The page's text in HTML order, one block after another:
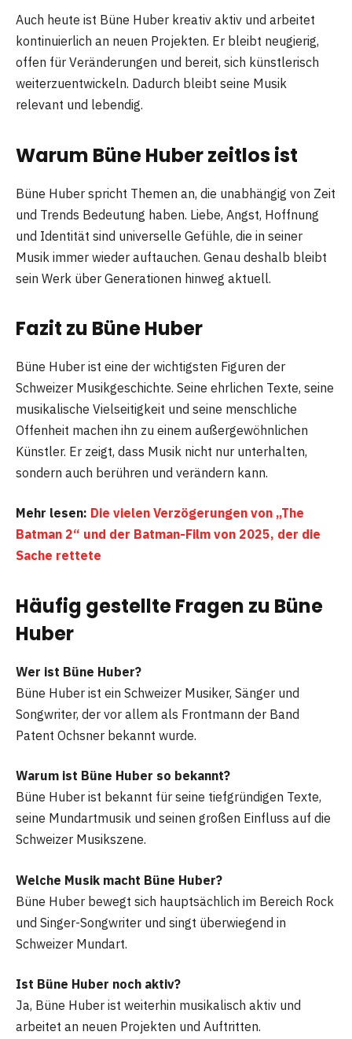
Auch heute ist Büne Huber kreativ aktiv und arbeitet
kontinuierlich an neuen Projekten. Er bleibt neugierig,
offen für Veränderungen und bereit, sich künstlerisch
weiterzuentwickeln. Dadurch bleibt seine Musik
relevant und lebendig.
Warum Büne Huber zeitlos ist
Büne Huber spricht Themen an, die unabhängig von Zeit
und Trends Bedeutung haben. Liebe, Angst, Hoffnung
und Identität sind universelle Gefühle, die in seiner
Musik immer wieder auftauchen. Genau deshalb bleibt
sein Werk über Generationen hinweg aktuell.
Fazit zu Büne Huber
Büne Huber ist eine der wichtigsten Figuren der
Schweizer Musikgeschichte. Seine ehrlichen Texte, seine
musikalische Vielseitigkeit und seine menschliche
Offenheit machen ihn zu einem außergewöhnlichen
Künstler. Er zeigt, dass Musik nicht nur unterhalten,
sondern auch berühren und verändern kann.
Mehr lesen: Die vielen Verzögerungen von „The
Batman 2“ und der Batman-Film von 2025, der die
Sache rettete
Häufig gestellte Fragen zu Büne
Huber
Wer ist Büne Huber?
Büne Huber ist ein Schweizer Musiker, Sänger und
Songwriter, der vor allem als Frontmann der Band
Patent Ochsner bekannt wurde.
Warum ist Büne Huber so bekannt?
Büne Huber ist bekannt für seine tiefgründigen Texte,
seine Mundartmusik und seinen großen Einfluss auf die
Schweizer Musikszene.
Welche Musik macht Büne Huber?
Büne Huber bewegt sich hauptsächlich im Bereich Rock
und Singer-Songwriter und singt überwiegend in
Schweizer Mundart.
Ist Büne Huber noch aktiv?
Ja, Büne Huber ist weiterhin musikalisch aktiv und
arbeitet an neuen Projekten und Auftritten.